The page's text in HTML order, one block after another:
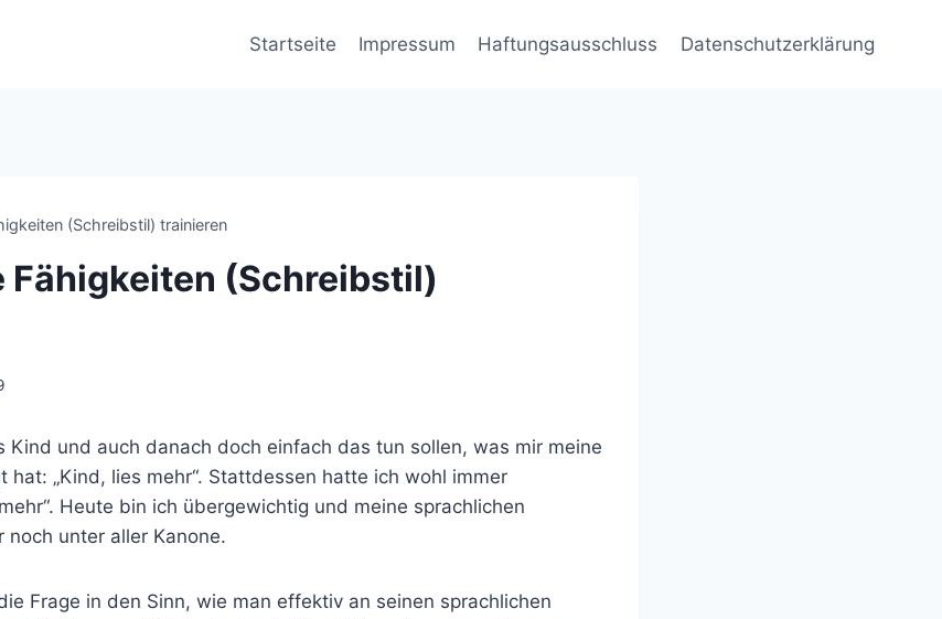
Startseite Impressum Haftungsausschluss Datenschutzerklärung
(Schreibstil) trainieren
Fähigkeiten (Schreibstil)
Kind und auch danach doch einfach das tun sollen, was mir meine
hat: „Kind, lies mehr“. Stattdessen hatte ich wohl immer
Heute bin ich übergewichtig und meine sprachlichen
noch unter aller Kanone.
Frage in den Sinn, wie man effektiv an seinen sprachlichen